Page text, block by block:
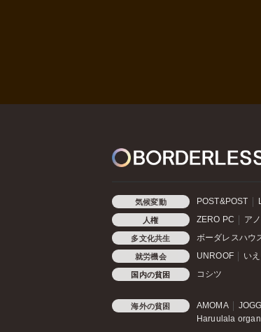
気候変動 POST&POST
人権 ZERO PC ア
多文化共生 ボーダレスハウ
就労機会 UNROOF い
国内の貧困 コシツ
海外の貧困 AMOMA
Haruulala